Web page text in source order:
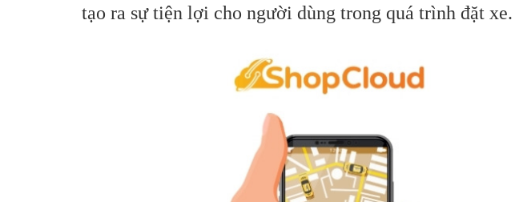
tạo ra sự tiện lợi cho người dùng trong quá trình đặt xe.